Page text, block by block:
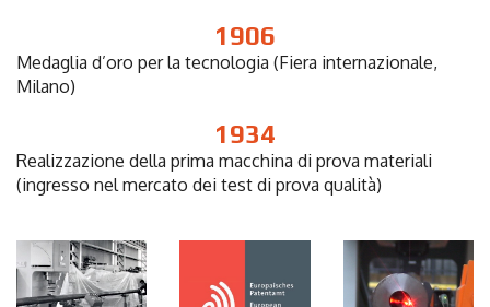
1906
Medaglia d’oro per la tecnologia (Fiera internazionale,
Milano)
1934
Realizzazione della prima macchina di prova materiali
(ingresso nel mercato dei test di prova qualità)